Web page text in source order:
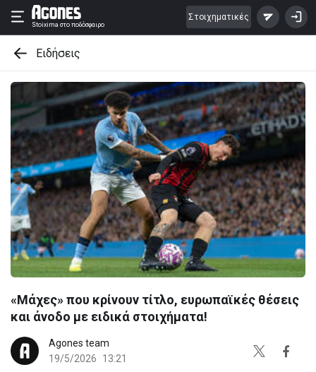
Stoixima στο ποδόσφαιρο
Στοιχηματικές
Ειδήσεις
«Μάχες» που κρίνουν τίτλο, ευρωπαϊκές θέσεις
και άνοδο με ειδικά στοιχήματα!
Agones team
19/5/2026
13:21